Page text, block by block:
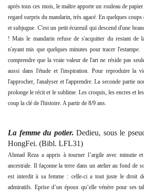
après tous ces mois, le maître apporte un rouleau de
regard surpris du mandarin, très agacé. En quelques
et subjugue. C'est un petit écureuil qui descend d'une
! Mais le mandarin refuse de s'acquitter du restant de
n'ayant mis que quelques minutes pour tracer
comprendre que la vraie valeur de l'art ne réside pas
aussi dans l'étude et l'inspiration. Pour reproduire la
l'approcher, l'analyser et l'apprendre. La seconde partie
prolonge le récit et le sublime. Les croquis, les encres et
coup la clé de l'histoire. A partir de 8/9 ans.
La femme du potier. Dedieu, sous le
HongFei. (Bibl. LFL31)
Ahmad Reza a appris à tourner l’argile avec minutie
ancestrale. Il façonne la terre dans un atelier au fond de
est interdit à sa femme : celle-ci a tout juste le droit
admiratifs. Eprise d’un époux qu’elle vénère pour ses